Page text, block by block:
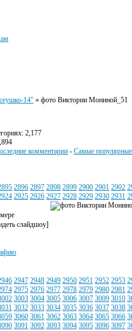
14" » фото Виктории Мониной_51
2,177
комментарии - Самые популярные
2896 2897 2898 2899 2900 2901 2902
2925 2926 2927 2928 2929 2930 2931
слайдшоу]
2947 2948 2949 2950 2951 2952 2953
2975 2976 2977 2978 2979 2980 2981
3003 3004 3005 3006 3007 3009 3010
3032 3033 3034 3035 3036 3037 3038
3060 3061 3062 3063 3064 3065 3066
3091 3092 3093 3094 3095 3096 3097